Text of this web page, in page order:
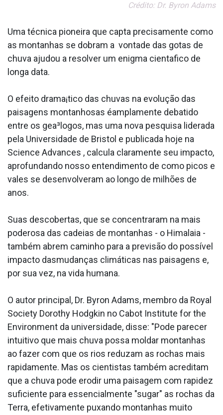
Crédito: Dr. Byron Adams
Uma técnica pioneira que capta precisamente como
as montanhas se dobram a vontade das gotas de
chuva ajudou a resolver um enigma cienta­fico de
longa data.
O efeito drama¡tico das chuvas na evolução das
paisagens montanhosas éamplamente debatido
entre os gea³logos, mas uma nova pesquisa liderada
pela Universidade de Bristol e publicada hoje na
Science Advances , calcula claramente seu impacto,
aprofundando nosso entendimento de como picos e
vales se desenvolveram ao longo de milhões de
anos.
Suas descobertas, que se concentraram na mais
poderosa das cadeias de montanhas - o Himalaia -
também abrem caminho para a previsão do possí­vel
impacto dasmudanças climáticas nas paisagens e,
por sua vez, na vida humana.
O autor principal, Dr. Byron Adams, membro da Royal
Society Dorothy Hodgkin no Cabot Institute for the
Environment da universidade, disse: "Pode parecer
intuitivo que mais chuva possa moldar montanhas
ao fazer com que os rios reduzam as rochas mais
rapidamente. Mas os cientistas também acreditam
que a chuva pode erodir uma paisagem com rapidez
suficiente para essencialmente "sugar" as rochas da
Terra, efetivamente puxando montanhas muito